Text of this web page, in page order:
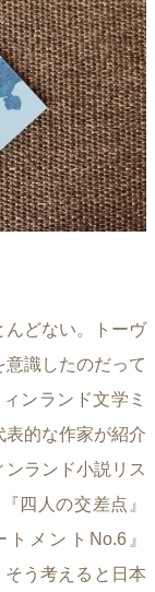
んどない。トーヴ
識したのだって
ンランド文学ミ
表的な作家が紹介
ランド小説リス
四人の交差点』
メントNo.6』
う考えると日本